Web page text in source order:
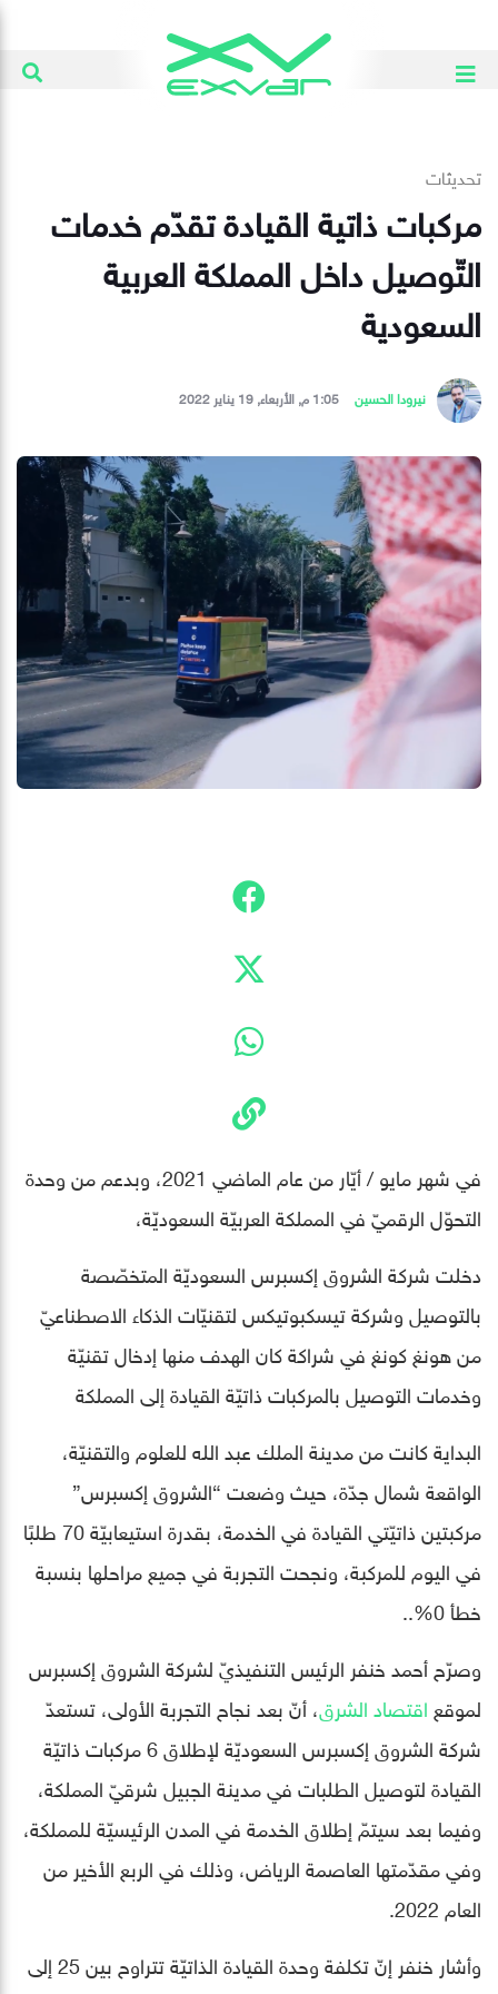
تحديثات
مركبات ذاتية القيادة تقدّم خدمات
التّوصيل داخل المملكة العربية
السعودية
نيرودا الحسين 1:05 م, الأربعاء, 19 يناير 2022
في شهر مايو / أيّار من عام الماضي 2021، وبدعم من وحدة
التحوّل الرقميّ في المملكة العربيّة السعوديّة،
دخلت شركة الشروق إكسبرس السعوديّة المتخصّصة
بالتوصيل وشركة تيسكبوتيكس لتقنيّات الذكاء الاصطناعيّ
من هونغ كونغ في شراكة كان الهدف منها إدخال تقنيّة
وخدمات التوصيل بالمركبات ذاتيّة القيادة إلى المملكة
البداية كانت من مدينة الملك عبد الله للعلوم والتقنيّة،
الواقعة شمال جدّة، حيث وضعت “الشروق إكسبرس”
مركبتين ذاتيّتي القيادة في الخدمة، بقدرة استيعابيّة 70 طلبًا
في اليوم للمركبة، ونجحت التجربة في جميع مراحلها بنسبة
خطأ 0%..
وصرّح أحمد خنفر الرئيس التنفيذيّ لشركة الشروق إكسبرس
لموقع اقتصاد الشرق، أنّ بعد نجاح التجربة الأولى، تستعدّ
شركة الشروق إكسبرس السعوديّة لإطلاق 6 مركبات ذاتيّة
القيادة لتوصيل الطلبات في مدينة الجبيل شرقيّ المملكة،
وفيما بعد سيتمّ إطلاق الخدمة في المدن الرئيسيّة للمملكة،
وفي مقدّمتها العاصمة الرياض، وذلك في الربع الأخير من
العام 2022.
وأشار خنفر إنّ تكلفة وحدة القيادة الذاتيّة تتراوح بين 25 إلى